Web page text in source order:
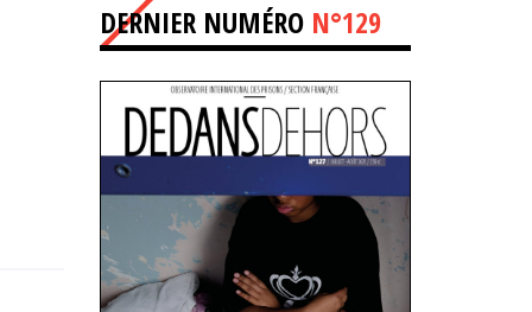
DERNIER NUMÉRO N°129